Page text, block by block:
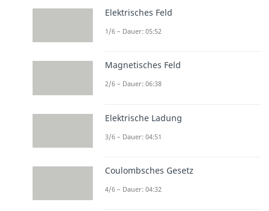
Elektrisches Feld
1/6 – Dauer: 05:52
Magnetisches Feld
2/6 – Dauer: 06:38
Elektrische Ladung
3/6 – Dauer: 04:51
Coulombsches Gesetz
4/6 – Dauer: 04:32